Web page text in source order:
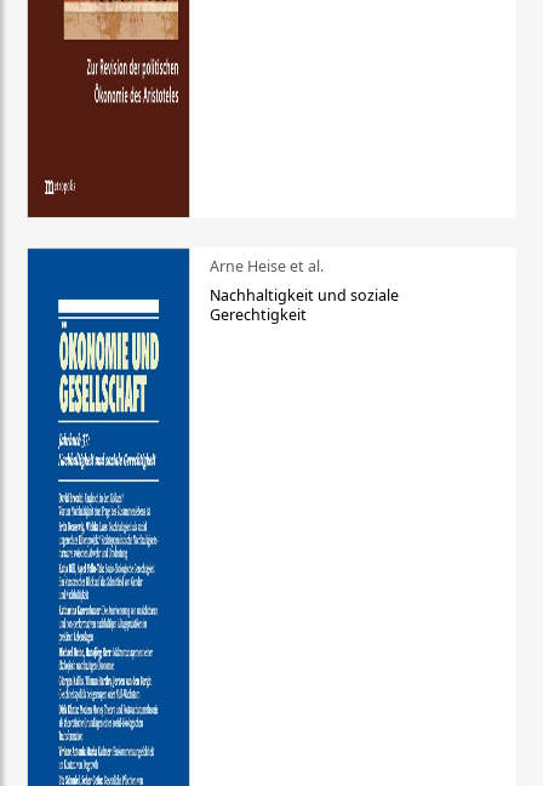
Arne Heise et al.
Nachhaltigkeit und soziale
Gerechtigkeit